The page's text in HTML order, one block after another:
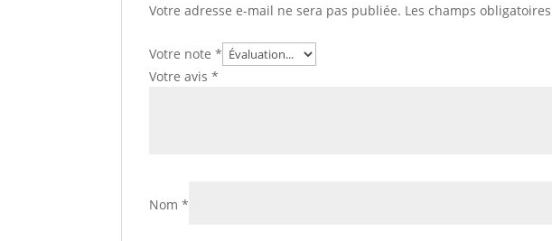
Votre adresse e-mail ne sera pas publiée. Les champs
Votre note*
Votre avis*
Nom*